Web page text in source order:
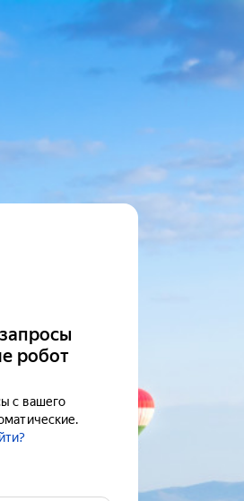
робот
с вашего